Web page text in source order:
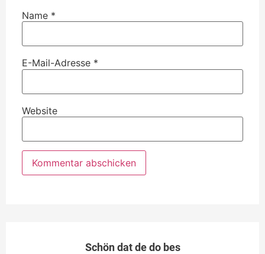
Name *
E-Mail-Adresse *
Website
Schön dat de do bes